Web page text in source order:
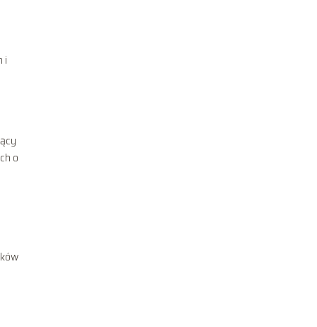
i
o